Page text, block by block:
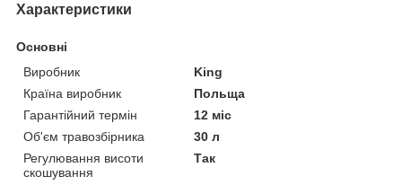
Характеристики
Основні
Виробник
King
Країна виробник
Польща
Гарантійний термін
12 міс
Об'єм травозбірника
30 л
Регулювання висоти
скошування
Так